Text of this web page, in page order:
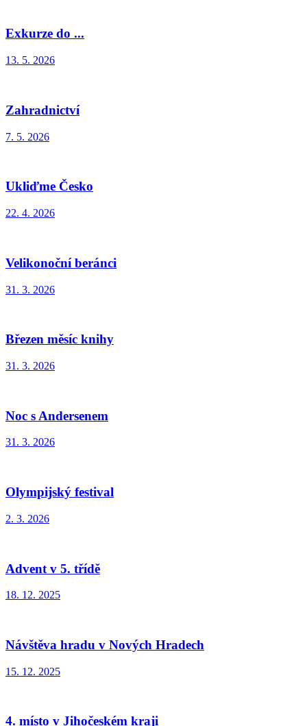
Exkurze do ...
13. 5. 2026
Zahradnictví
7. 5. 2026
Ukliďme Česko
22. 4. 2026
Velikonoční beránci
31. 3. 2026
Březen měsíc knihy
31. 3. 2026
Noc s Andersenem
31. 3. 2026
Olympijský festival
2. 3. 2026
Advent v 5. třídě
18. 12. 2025
Návštěva hradu v Nových Hradech
15. 12. 2025
4. místo v Jihočeském kraji